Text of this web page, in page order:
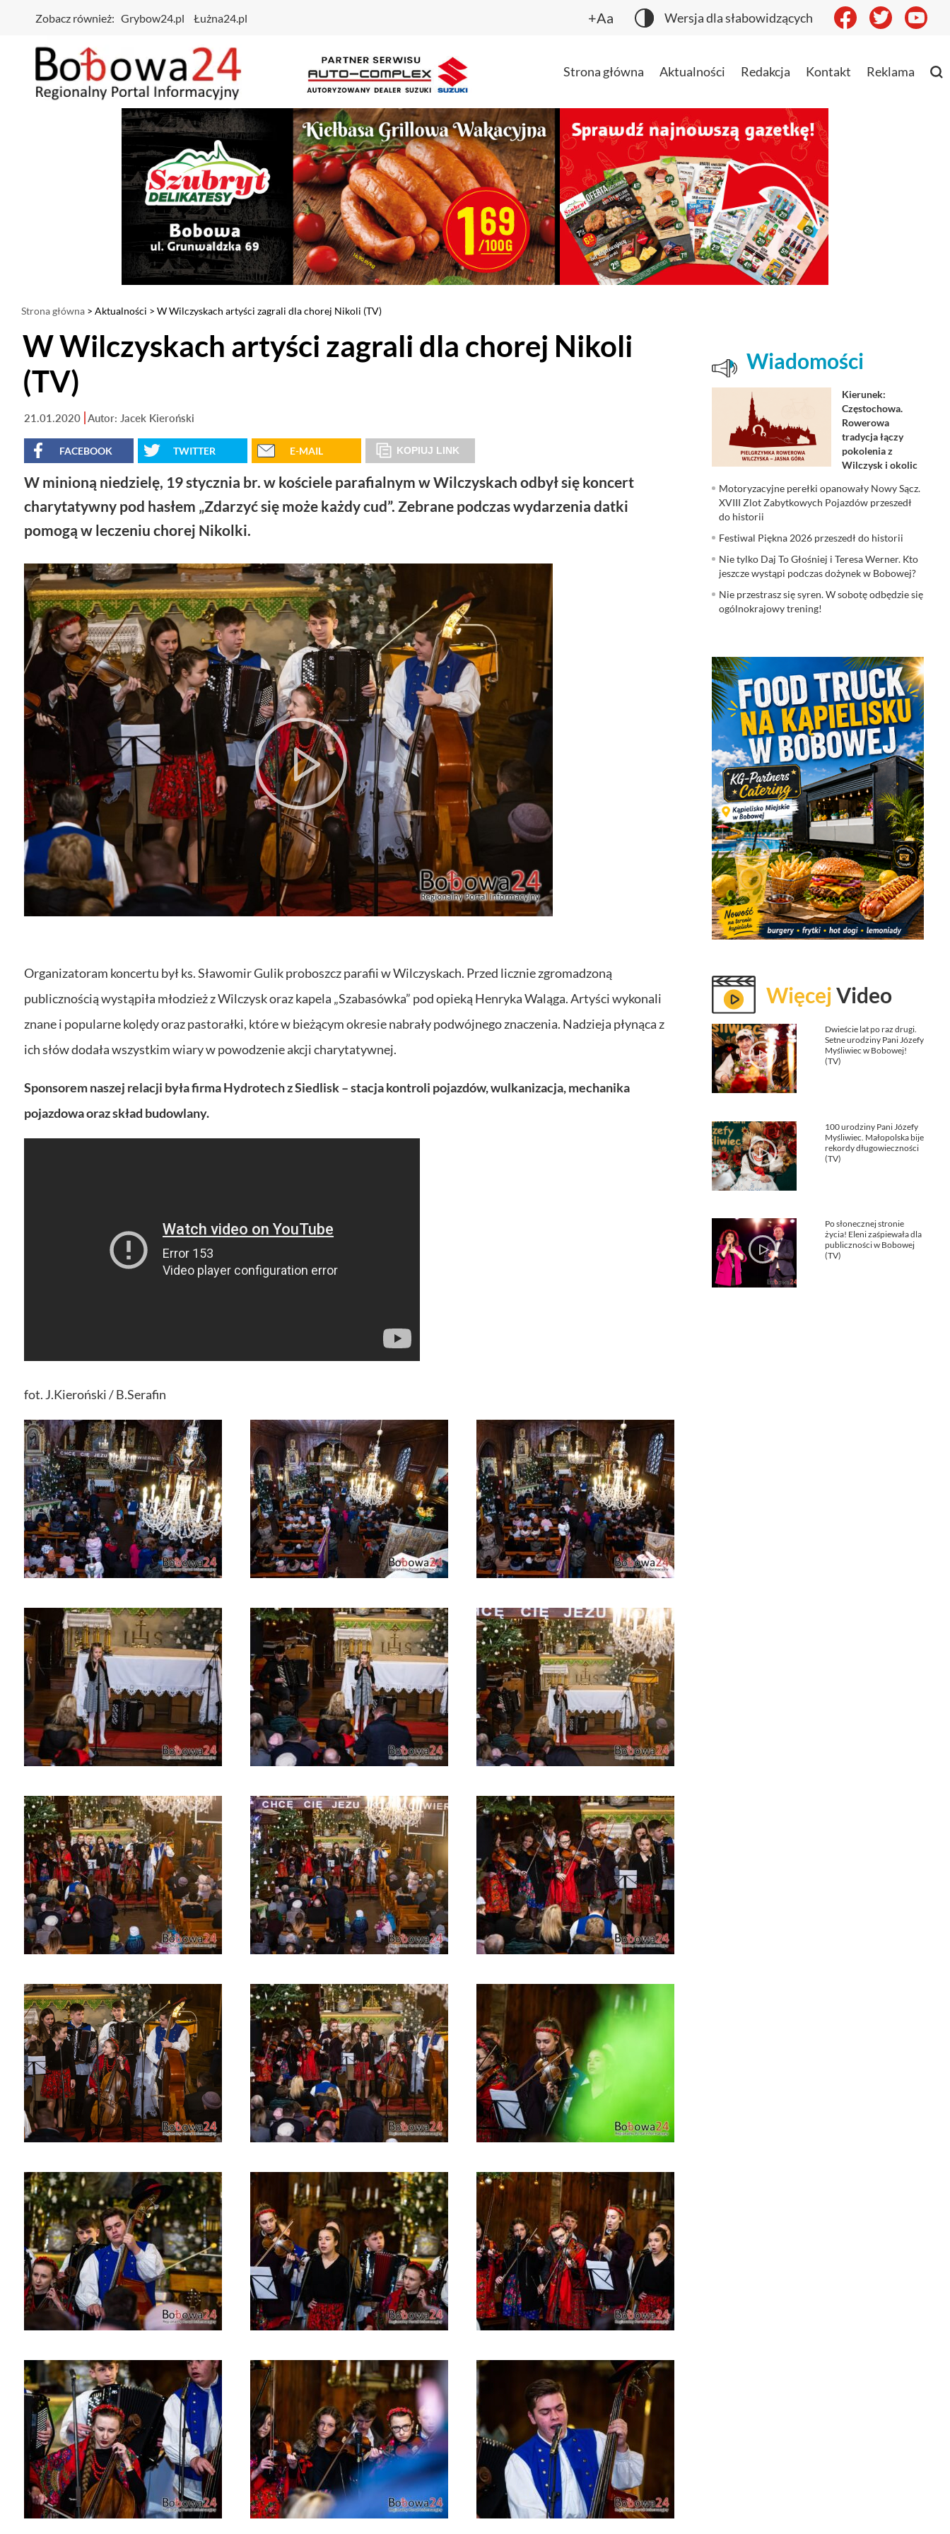
Zobacz również: Grybow24.pl Łużna24.pl +Aa Wersja dla słabowidzących
Strona główna Aktualności Redakcja Kontakt Reklama
Strona główna > Aktualności > W Wilczyskach artyści zagrali dla chorej Nikoli (TV)
W Wilczyskach artyści zagrali dla chorej Nikoli
(TV)
21.01.2020 Autor: Jacek Kieroński
FACEBOOK TWITTER E-MAIL KOPIUJ LINK
W minioną niedzielę, 19 stycznia br. w kościele parafialnym w Wilczyskach odbył się koncert
charytatywny pod hasłem „Zdarzyć się może każdy cud”. Zebrane podczas wydarzenia datki
pomogą w leczeniu chorej Nikolki.
Organizatoram koncertu był ks. Sławomir Gulik proboszcz parafii w Wilczyskach. Przed licznie zgromadzoną
publicznością wystąpiła młodzież z Wilczysk oraz kapela „Szabasówka” pod opieką Henryka Waląga. Artyści wykonali
znane i popularne kolędy oraz pastorałki, które w bieżącym okresie nabrały podwójnego znaczenia. Nadzieja płynąca z
ich słów dodała wszystkim wiary w powodzenie akcji charytatywnej.
Sponsorem naszej relacji była firma Hydrotech z Siedlisk – stacja kontroli pojazdów, wulkanizacja, mechanika
pojazdowa oraz skład budowlany.
fot. J.Kieroński / B.Serafin
Wiadomości
Kierunek:
Częstochowa.
Rowerowa
tradycja łączy
pokolenia z
Wilczysk i okolic
Motoryzacyjne perełki opanowały Nowy Sącz.
XVIII Zlot Zabytkowych Pojazdów przeszedł
do historii
Festiwal Piękna 2026 przeszedł do historii
Nie tylko Daj To Głośniej i Teresa Werner. Kto
jeszcze wystąpi podczas dożynek w Bobowej?
Nie przestrasz się syren. W sobotę odbędzie się
ogólnokrajowy trening!
WięcejVideo
Dwieście lat po raz drugi.
Setne urodziny Pani Józefy
Myśliwiec w Bobowej!
(TV)
100 urodziny Pani Józefy
Myśliwiec. Małopolska bije
rekordy długowieczności
(TV)
Po słonecznej stronie
życia! Eleni zaśpiewała dla
publiczności w Bobowej
(TV)